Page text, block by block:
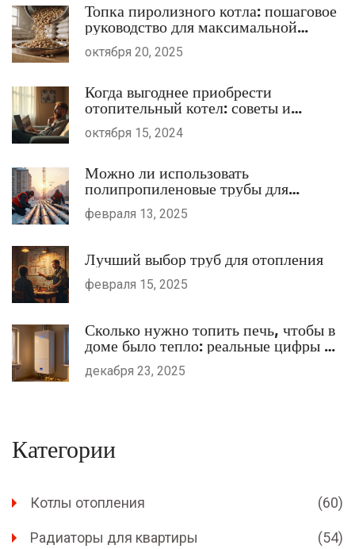
Топка пиролизного котла: пошаговое
руководство для максимальной
эффективности
октября 20, 2025
Когда выгоднее приобрести
отопительный котел: советы и
рекомендации
октября 15, 2024
Можно ли использовать
полипропиленовые трубы для
отопления?
февраля 13, 2025
Лучший выбор труб для отопления
февраля 15, 2025
Сколько нужно топить печь, чтобы в
доме было тепло: реальные цифры и
советы для газовых и пиролизных
котлов
декабря 23, 2025
Категории
Котлы отопления (60)
Радиаторы для квартиры (54)